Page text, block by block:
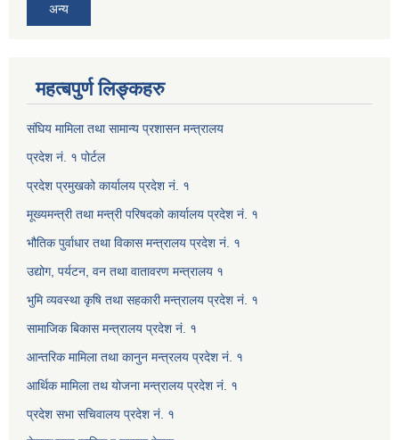
अन्य
महत्बपुर्ण लिङ्कहरु
संघिय मामिला तथा सामान्य प्रशासन मन्त्रालय
प्रदेश नं. १ पोर्टल
प्रदेश प्रमुखको कार्यालय प्रदेश नं. १
मूख्यमन्त्री तथा मन्त्री परिषदको कार्यालय प्रदेश नं. १
भौतिक पुर्वाधार तथा विकास मन्त्रालय प्रदेश नं. १
उद्योग, पर्यटन, वन तथा वातावरण मन्त्रालय १
भुमि व्यवस्था कृषि तथा सहकारी मन्त्रालय प्रदेश नं. १
सामाजिक बिकास मन्त्रालय प्रदेश नं. १
आन्तरिक मामिला तथा कानुन मन्त्रलय प्रदेश नं. १
आर्थिक मामिला तथ योजना मन्त्रालय प्रदेश नं. १
प्रदेश सभा सचिवालय प्रदेश नं. १